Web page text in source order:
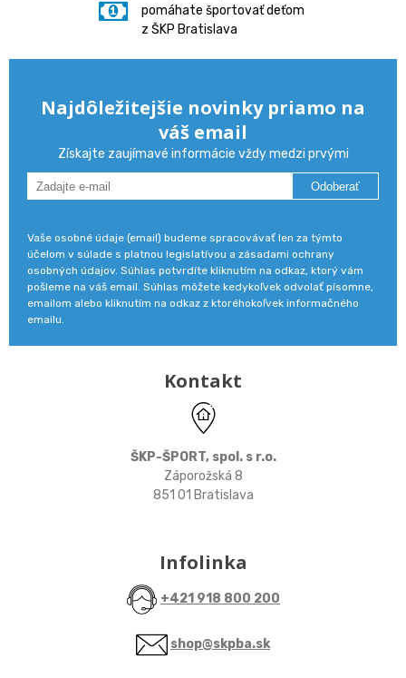
pomáhate športovať deťom
z ŠKP Bratislava
Najdôležitejšie novinky priamo na
váš email
Získajte zaujímavé informácie vždy medzi prvými
Odoberať
Vaše osobné údaje (email) budeme spracovávať len za týmto
účelom v súlade s platnou legislatívou a zásadami ochrany
osobných údajov. Súhlas potvrdíte kliknutím na odkaz, ktorý vám
pošleme na váš email. Súhlas môžete kedykoľvek odvolať písomne,
emailom alebo kliknutím na odkaz z ktoréhokoľvek informačného
emailu.
Kontakt
ŠKP-ŠPORT, spol. s r.o.
Záporožská 8
851 01 Bratislava
Infolinka
+421 918 800 200
shop@skpba.sk